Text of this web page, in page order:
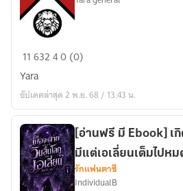
ปลา
เค็ม
[นิยาย
แปล]
กองทัพ
ไป
ต่าง
โลก
1163240 (0)
Yara
อัปเดตล่าสุด 2 พ.ย. 68 / 13:43 น.
[อ่านฟรี มี Ebook] เ
มีแต่เอเลี่ยนเต็มไปห
รักแฟนตาซี
IndividualB